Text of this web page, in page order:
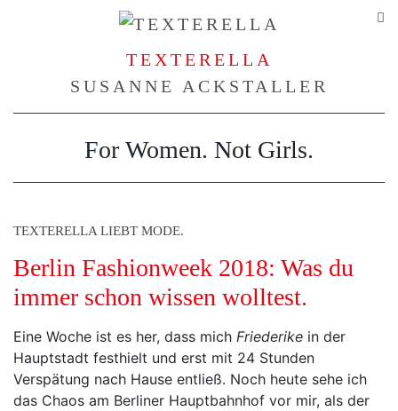
TEXTERELLA
SUSANNE ACKSTALLER
For Women. Not Girls.
TEXTERELLA LIEBT MODE.
Berlin Fashionweek 2018: Was du
immer schon wissen wolltest.
Eine Woche ist es her, dass mich Friederike in der
Hauptstadt festhielt und erst mit 24 Stunden
Verspätung nach Hause entließ. Noch heute sehe ich
das Chaos am Berliner Hauptbahnhof vor mir, als der